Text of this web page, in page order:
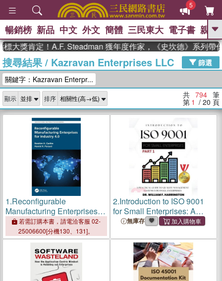
5
GO
熱搜： 東野圭吾 、 高希均教授回憶錄
、 The Odyssey 、 父親節 、 如果歷
獎 臺灣漫遊錄 、 方念華 、 台灣的李
登輝時代
數學女孩：黎曼猜想 、
偉大的迷走神經
暢銷榜 新品 中文 外文 簡體 三民東大 電子書 親子
定！A.F. Steadman 獲年度作家，《史坎德》系列帶你踏上
搜尋結果/ Kazravan Enterprises LLC
篩選
關鍵字：Kazravan Enterpr...
顯示 排序 共 794 筆
第 1 / 20 頁
1.Reconfigurable
Manufacturing Enterprises
for Industry 4.0
若需訂購本書，請電洽客服 02-
25006600[分機130、131]。
2.Introduction to ISO 9001
for Small Enterprises: A
Practical Guide to Quality
Small Enterprises
無庫存